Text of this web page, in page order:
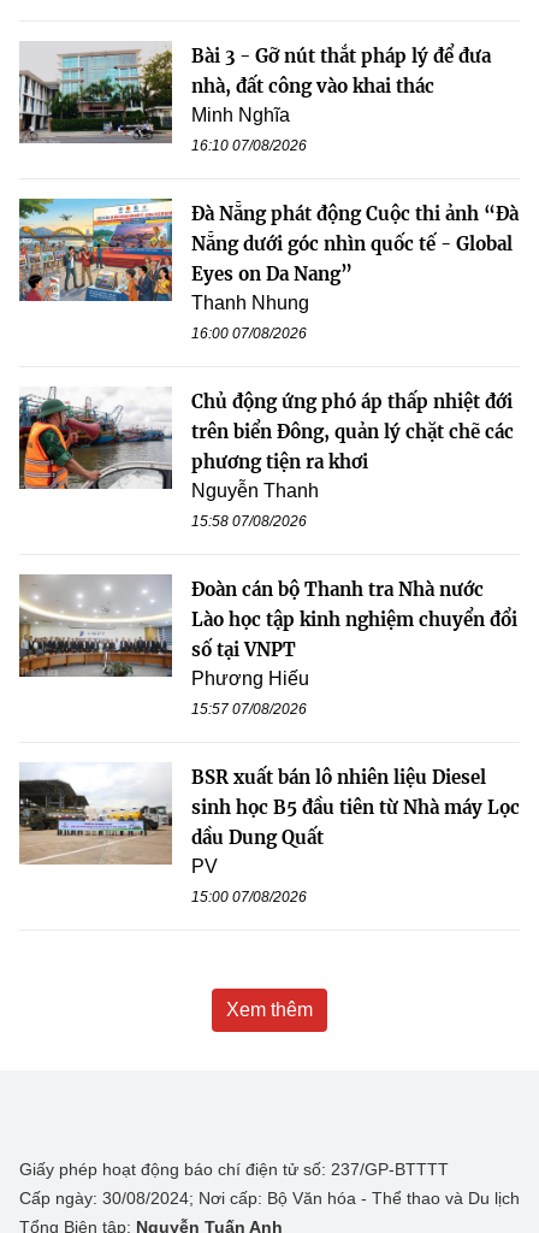
Bài 3 - Gỡ nút thắt pháp lý để đưa
nhà, đất công vào khai thác
Minh Nghĩa
16:10 07/08/2026
Đà Nẵng phát động Cuộc thi ảnh “Đà
Nẵng dưới góc nhìn quốc tế - Global
Eyes on Da Nang”
Thanh Nhung
16:00 07/08/2026
Chủ động ứng phó áp thấp nhiệt đới
trên biển Đông, quản lý chặt chẽ các
phương tiện ra khơi
Nguyễn Thanh
15:58 07/08/2026
Đoàn cán bộ Thanh tra Nhà nước
Lào học tập kinh nghiệm chuyển đổi
số tại VNPT
Phương Hiếu
15:57 07/08/2026
BSR xuất bán lô nhiên liệu Diesel
sinh học B5 đầu tiên từ Nhà máy Lọc
dầu Dung Quất
PV
15:00 07/08/2026
Xem thêm
Giấy phép hoạt động báo chí điện tử số: 237/GP-BTTTT
Cấp ngày: 30/08/2024; Nơi cấp: Bộ Văn hóa - Thể thao và Du lịch
Tổng Biên tập: Nguyễn Tuấn Anh